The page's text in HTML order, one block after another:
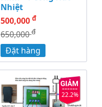
Nhiệt
500,000 đ
650,000đ
Đặt hàng
22.2%